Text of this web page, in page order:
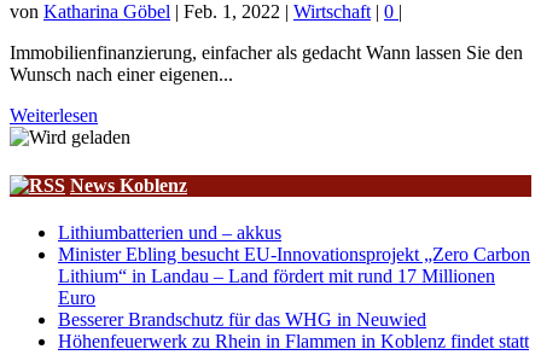
von Katharina Göbel Feb. 1, 2022 Wirtschaft| 0
Immobilienfinanzierung, einfacher als gedacht Wann lassen Sie den
Wunsch nach einer eigenen...
Weiterlesen
News Koblenz
Lithiumbatterien und – akkus
Minister Ebling besucht EU-Innovationsprojekt „Zero Carbon
Lithium“ in Landau – Land fördert mit rund 17 Millionen
Euro
Besserer Brandschutz für das WHG in Neuwied
Höhenfeuerwerk zu Rhein in Flammen in Koblenz findet statt